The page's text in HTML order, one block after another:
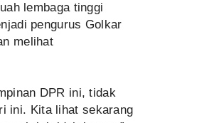
lembaga tinggi
pengurus Golkar
melihat
DPR ini, tidak
ini. Kita lihat sekarang